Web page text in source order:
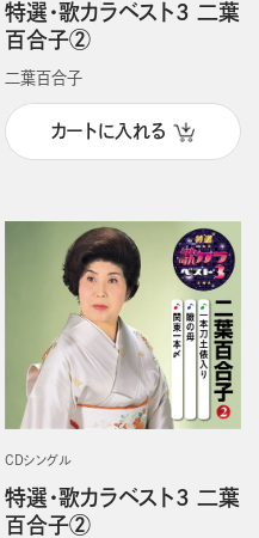
特選・歌カラベスト3 二葉
百合子②
二葉百合子
カートに入れる
CDシングル
特選・歌カラベスト3 二葉
百合子②